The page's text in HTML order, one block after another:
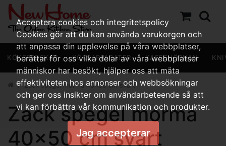
KÖKSREDSKAP KÖKSAPPARATER KAFFEHÖRNAN
Zack spegel morma 40x50 cm svart
Zack spegel morma
40x50 cm svart
Acceptera cookies och integritetspolicy
Cookies gör att du kan använda varukorgen och
att anpassa din upplevelse på våra webbplatser,
berättar för oss vilka delar av våra webbplatser
människor har besökt, hjälper oss att mäta
effektiviteten hos annonser och webbsökningar
och ger oss insikter om användarbeteende så att
vi kan förbättra vår kommunikation och produkter.
Jag accepterar